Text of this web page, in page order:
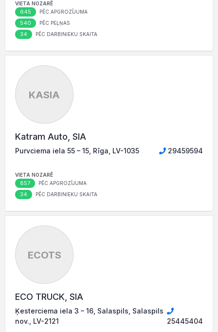
VIETA NOZARĒ
645 PĒC APGROZĪJUMA
540 PĒC PEĻŅAS
34 PĒC DARBINIEKU SKAITA
KASIA
Katram Auto, SIA
Purvciema iela 55 – 15, Rīga, LV-1035 29459594
VIETA NOZARĒ
857 PĒC APGROZĪJUMA
34 PĒC DARBINIEKU SKAITA
ECOTS
ECO TRUCK, SIA
Ķesterciema iela 3 – 16, Salaspils, Salaspils
nov., LV-2121
25445404